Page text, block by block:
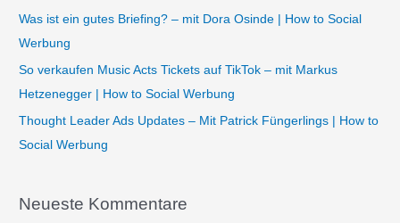
h
:
Was ist ein gutes Briefing? – mit Dora Osinde | How to Social
Werbung
So verkaufen Music Acts Tickets auf TikTok – mit Markus
Hetzenegger | How to Social Werbung
Thought Leader Ads Updates – Mit Patrick Füngerlings | How to
Social Werbung
Neueste Kommentare